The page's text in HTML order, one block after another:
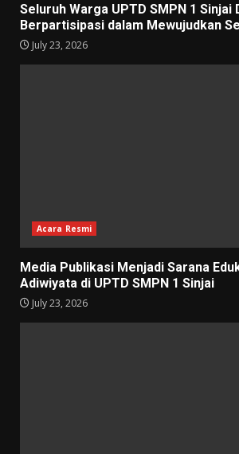
Seluruh Warga UPTD SMPN 1 Sinjai
Berpartisipasi dalam Mewujudkan
July 23, 2026
Acara Resmi
Media Publikasi Menjadi Sarana
Adiwiyata di UPTD SMPN 1 Sinjai
July 23, 2026